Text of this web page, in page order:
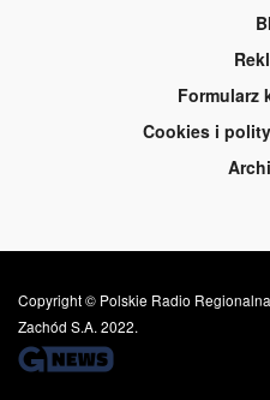
Formularz
Cookies i
Copyright © Polskie Radio
Zachód S.A. 2022.